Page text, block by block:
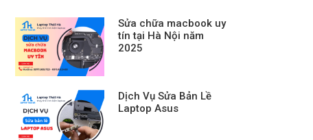
Sửa chữa macbook uy
tín tại Hà Nội năm
2025
Dịch Vụ Sửa Bản Lề
Laptop Asus